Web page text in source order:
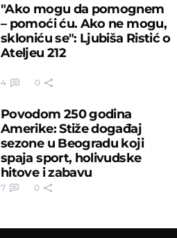
"Ako mogu da pomognem
– pomoći ću. Ako ne mogu,
skloniću se": Ljubiša Ristić o
Ateljeu 212
4 0
Povodom 250 godina
Amerike: Stiže događaj
sezone u Beogradu koji
spaja sport, holivudske
hitove i zabavu
7 0